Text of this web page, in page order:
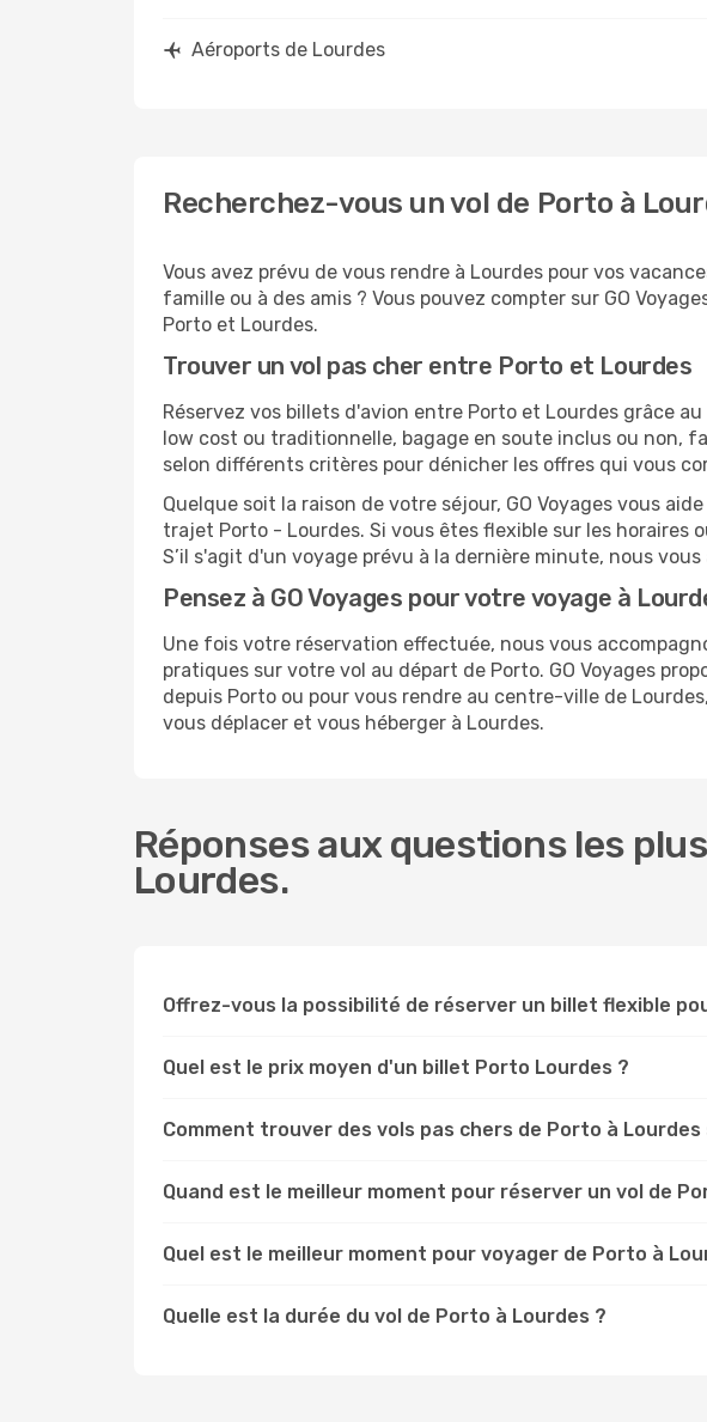
Aéroports de Lourdes
Recherchez-vous un vol de Porto à
Vous avez prévu de vous rendre à Lourdes pour vos
famille ou à des amis ? Vous pouvez compter sur GO
Porto et Lourdes.
Trouver un vol pas cher entre Porto et Lourdes
Réservez vos billets d'avion entre Porto et Lourdes grâce
low cost ou traditionnelle, bagage en soute inclus ou non,
selon différents critères pour dénicher les offres qui vous
Quelque soit la raison de votre séjour, GO Voyages vous
trajet Porto - Lourdes. Si vous êtes flexible sur les horaires
S’il s'agit d'un voyage prévu à la dernière minute, nous
Pensez à GO Voyages pour votre voyage à
Une fois votre réservation effectuée, nous vous
pratiques sur votre vol au départ de Porto. GO Voyages
depuis Porto ou pour vous rendre au centre-ville de
vous déplacer et vous héberger à Lourdes.
Réponses aux questions les
Lourdes.
Offrez-vous la possibilité de réserver un billet flexible
Quel est le prix moyen d'un billet Porto Lourdes ?
Comment trouver des vols pas chers de Porto à Lourdes
Quand est le meilleur moment pour réserver un vol de
Quel est le meilleur moment pour voyager de Porto à
Quelle est la durée du vol de Porto à Lourdes ?